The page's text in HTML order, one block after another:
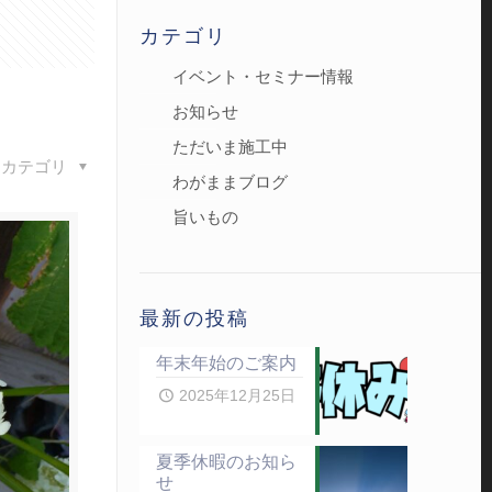
カテゴリ
カテゴリ
イベント・セミナー情報
お知らせ
ただいま施工中
わがままブログ
旨いもの
最新の投稿
年末年始のご案内
2025年12月25日
夏季休暇のお知ら
せ